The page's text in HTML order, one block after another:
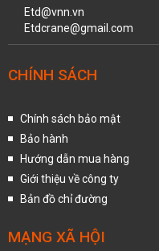
Etd@vnn.vn
Etdcrane@gmail.com
CHÍNH SÁCH
Chính sách bảo mật
Bảo hành
Hướng dẫn mua hàng
Giới thiệu về công ty
Bản đồ chỉ đường
MẠNG XÃ HỘI